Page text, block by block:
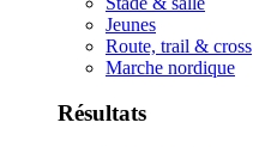
Jeunes
Route, trail & cross
Marche nordique
Résultats